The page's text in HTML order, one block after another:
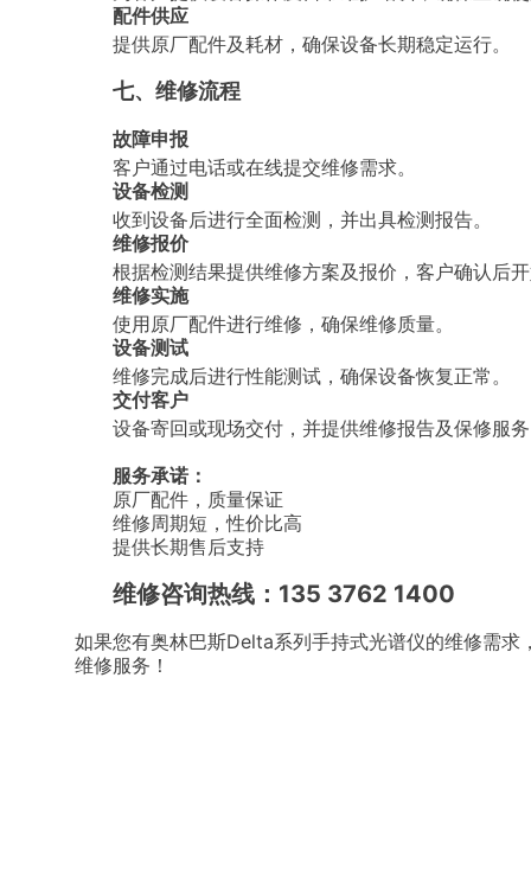
配件供应
提供原厂配件及耗材，确保设备长期稳定运行。
七、维修流程
故障申报
客户通过电话或在线提交维修需求。
设备检测
收到设备后进行全面检测，并出具检测报告。
维修报价
根据检测结果提供维修方案及报价，客户确认后
维修实施
使用原厂配件进行维修，确保维修质量。
设备测试
维修完成后进行性能测试，确保设备恢复正常。
交付客户
设备寄回或现场交付，并提供维修报告及保修服
服务承诺：
原厂配件，质量保证
维修周期短，性价比高
提供长期售后支持
维修咨询热线：135 3762 1400
如果您有奥林巴斯Delta系列手持式光谱仪的维修需
维修服务！